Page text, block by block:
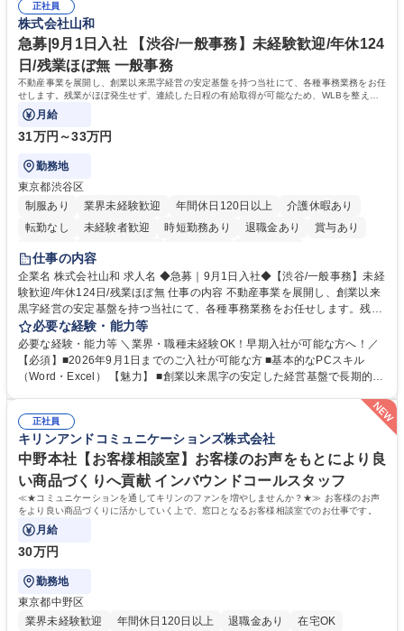
道路施設や道路工事現場の見学ツアー事業 ※入社後は上記いずれかの部門
へ配属。※業務内容変更の範囲：会社の定める業務 募集職種 【都庁グル
ープ】総合職（事務）◇残業月平均9時間未満／有給年平均16日取得
部門など多岐に渡る業務を経験できます。 ■様々なプロジェクト：駐車場
事業の他、新宿駅西口広場内に設置された照明を兼ねた広告「ブライトサ
イン」の管理運営を行うなど、事業収益を生み出す活動を積極的に行って
います。 学歴・資格 学歴：大学院 大学 高専 短大 専修学校 高校 語学力：
資格：
正社員
株式会社山和
急募|9月1日入社 【渋谷/一般事務】未経験歓迎/年休124
日/残業ほぼ無 一般事務
不動産事業を展開し、創業以来黒字経営の安定基盤を持つ当社にて、各種事務業務をお任
せします。残業がほぼ発生せず、連続した日程の有給取得が可能なため、WLBを整えた
い方にお勧めの環境です！
月給
31万円～33万円
勤務地
東京都渋谷区
制服あり
業界未経験歓迎 年間休日120日以上
介護休暇あり
転勤なし
未経験者歓迎 時短勤務あり 退職金あり
賞与あり
育休あり
完全週休2日制
仕事の内容
企業名 株式会社山和 求人名 ◆急募｜9月1日入社◆【渋谷/一般事務】未経
験歓迎/年休124日/残業ほぼ無 仕事の内容 不動産事業を展開し、創業以来
黒字経営の安定基盤を持つ当社にて、各種事務業務をお任せします。残業
がほぼ発生せず、連続した日程の有給取得が可能なため、WLBを整えたい
方にお勧めの環境です！ 入社後はOJTを通じて丁寧に研修を行いますの
で、事務未経験の方でも安心して臨むことができます。 【業務詳細】■電
話・来客対応 ■物件の鍵や社内の備品管理 ■データ入力や書類作成 ■契約
必要な経験・能力等
必要な経験・能力等 ＼業界・職種未経験OK！早期入社が可能な方へ！／
【必須】■2026年9月1日までのご入社が可能な方 ■基本的なPCスキル
（Word・Excel） 【魅力】 ■創業以来黒字の安定した経営基盤で長期的に
両立が可能 ■有給取得を積極的に推奨、年間10日程度の取得実績 ■1ヶ月
のOJTで業務を習得可能、未経験でもしっかりサポート 学歴・資格 学
歴：大学院 大学 高専 短大 語学力： 資格：
正社員
キリンアンドコミュニケーションズ株式会社
中野本社【お客様相談室】お客様のお声をもとにより良
い商品づくりへ貢献 インバウンドコールスタッフ
≪★コミュニケーションを通してキリンのファンを増やしませんか？★≫ お客様のお声
をより良い商品づくりに活かしていく上で、窓口となるお客様相談室でのお仕事です。
月給
30万円
勤務地
東京都中野区
業界未経験歓迎
年間休日120日以上 退職金あり 在宅OK